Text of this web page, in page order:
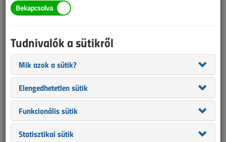
Villanyszerelők Lapja 2013.
március
A túlfeszültség-védelem kialakításának új
szemlélete II.
Kruppa Attila |
4284
A sorozatunk első részében áttekintettük a villámvédelmi
szabvány követelményeinek megfelelő túlfeszültség-védelem
Tudnivalók a sütikről
Mik azok a sütik?
Elengedhetetlen sütik
Funkcionális sütik
Statisztikai sütik